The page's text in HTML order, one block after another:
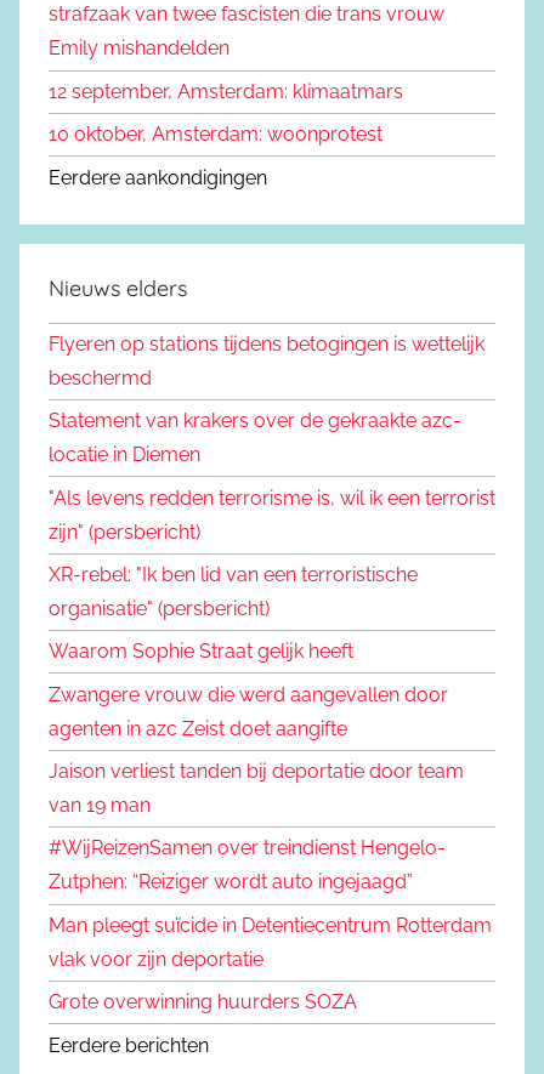
:strafzaak van twee fascisten die trans vrouw
Emily mishandelden
12 september, Amsterdam: klimaatmars
10 oktober, Amsterdam: woonprotest
Eerdere aankondigingen
Nieuws elders
Flyeren op stations tijdens betogingen is wettelijk
beschermd
Statement van krakers over de gekraakte azc-
locatie in Diemen
"Als levens redden terrorisme is, wil ik een terrorist
zijn" (persbericht)
XR-rebel: "Ik ben lid van een terroristische
organisatie" (persbericht)
Waarom Sophie Straat gelijk heeft
Zwangere vrouw die werd aangevallen door
agenten in azc Zeist doet aangifte
Jaison verliest tanden bij deportatie door team
van 19 man
#WijReizenSamen over treindienst Hengelo-
Zutphen: “Reiziger wordt auto ingejaagd”
Man pleegt suïcide in Detentiecentrum Rotterdam
vlak voor zijn deportatie
Grote overwinning huurders SOZA
Eerdere berichten